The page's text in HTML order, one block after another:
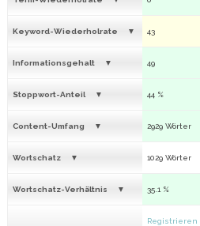
Keyword-Wiederholrate 43
Informationsgehalt 49
Stoppwort-Anteil 44 %
Content-Umfang 2929 Wörter
Wortschatz 1029 Wörter
Wortschatz-Verhältnis 35.1 %
Registrieren